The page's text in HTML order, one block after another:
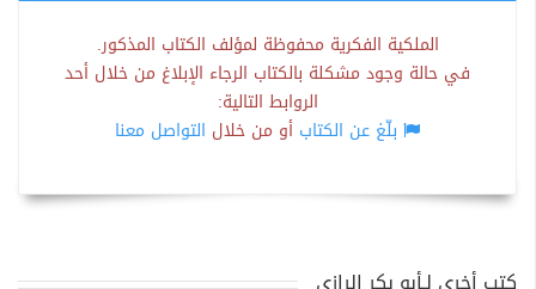
الملكية الفكرية محفوظة لمؤلف الكتاب المذكور.
في حالة وجود مشكلة بالكتاب الرجاء الإبلاغ من خلال أحد
الروابط التالية:
بلّغ عن الكتاب أو من خلال التواصل معنا